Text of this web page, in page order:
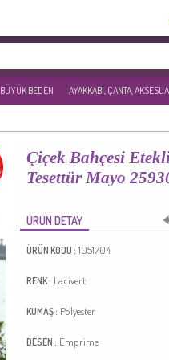
BÜYÜK BEDEN AYAKKABI, ÇANTA,
Çiçek Bahçesi
Tesettür Mayo
ÜRÜN DETAY
ÜRÜN KODU : 1051704
RENK : Lacivert
KUMAŞ : Polyester
DESEN : Emprime